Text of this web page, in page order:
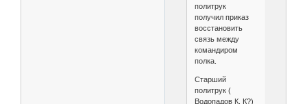
политрук
получил приказ
восстановить
связь между
командиром
полка.
Старший
политрук (
Водопадов К. К?)